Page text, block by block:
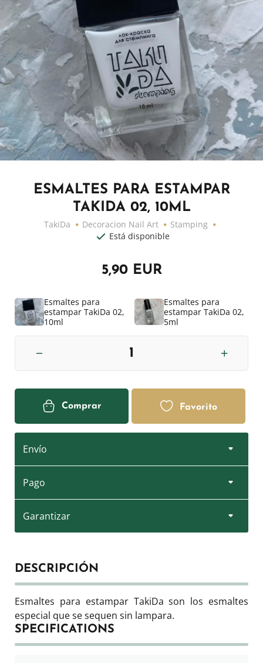
ESMALTES PARA ESTAMPAR
TAKIDA 02, 10ML
TakiDa Decoracion Nail Art
Stamping
Está disponible
5,90 EUR
Esmaltes para
estampar TakiDa 02,
10ml
Esmaltes para
estampar TakiDa 02,
5ml
Comprar Favorito
Envío
Pago
Garantizar
DESCRIPCIÓN
Esmaltes para estampar TakiDa son los esmaltes
especial que se sequen sin lampara.
SPECIFICATIONS